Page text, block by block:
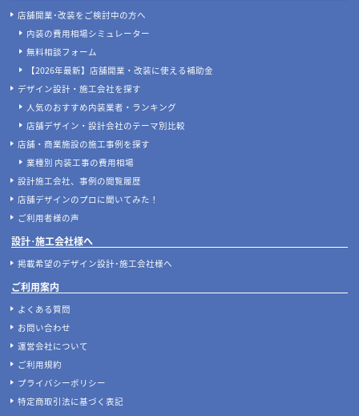
店舗開業･改装をご検討中の方へ
内装の費用相場シミュレーター
無料相談フォーム
【2026年最新】店舗開業・改装に使える補助金
デザイン設計・施工会社を探す
人気のおすすめ内装業者・ランキング
店舗デザイン・設計会社のテーマ別比較
店舗・商業施設の施工事例を探す
業種別 内装工事の費用相場
設計施工会社、事例の閲覧履歴
店舗デザインのプロに聞いてみた！
ご利用者様の声
設計･施工会社様へ
掲載希望のデザイン設計･施工会社様へ
ご利用案内
よくある質問
お問い合わせ
運営会社について
ご利用規約
プライバシーポリシー
特定商取引法に基づく表記